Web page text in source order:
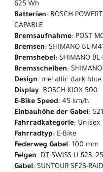
625 Wh
Batterien: BOSCH
CAPABLE
Bremsaufnahme: POST
Bremsen: SHIMANO BL-
Bremshebel: SHIMANO
Bremsscheiben:
Design: metallic dark blue
Display: BOSCH KIOX 500
E-Bike Speed: 45 km/h
Einbauhöhe der Gabel:
Fahrradkategorie: Unisex
Fahrradtyp: E-Bike
Federweg Gabel: 100 mm
Felgen: DT SWISS U 623,
Gabel: SUNTOUR SF23-